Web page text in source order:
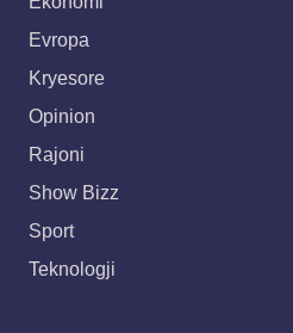
Evropa
Kryesore
Opinion
Rajoni
Show Bizz
Sport
Teknologji